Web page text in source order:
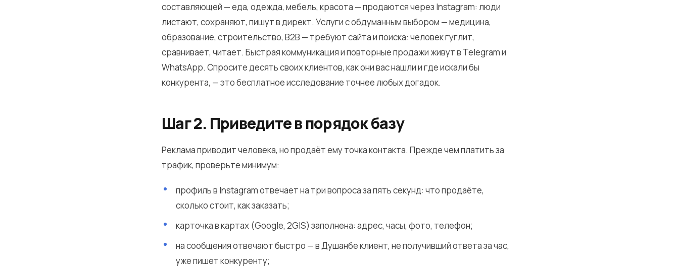
составляющей — еда, одежда, мебель, красота — продаются через Instagram: люди
листают, сохраняют, пишут в директ. Услуги с обдуманным выбором — медицина,
образование, строительство, B2B — требуют сайта и поиска: человек гуглит,
сравнивает, читает. Быстрая коммуникация и повторные продажи живут в Telegram и
WhatsApp. Спросите десять своих клиентов, как они вас нашли и где искали бы
конкурента, — это бесплатное исследование точнее любых догадок.
Шаг 2. Приведите в порядок базу
Реклама приводит человека, но продаёт ему точка контакта. Прежде чем платить за
трафик, проверьте минимум:
профиль в Instagram отвечает на три вопроса за пять секунд: что продаёте,
сколько стоит, как заказать;
карточка в картах (Google, 2GIS) заполнена: адрес, часы, фото, телефон;
на сообщения отвечают быстро — в Душанбе клиент, не получивший ответа за час,
уже пишет конкуренту;